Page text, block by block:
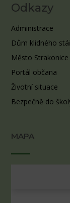
Odkazy
Administrace
Dům klidného
Město Strakonice
Portál občana
Životní situace
Bezpečně do
MAPA